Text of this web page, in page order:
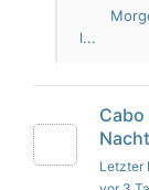
l...
Nacht
Letzter